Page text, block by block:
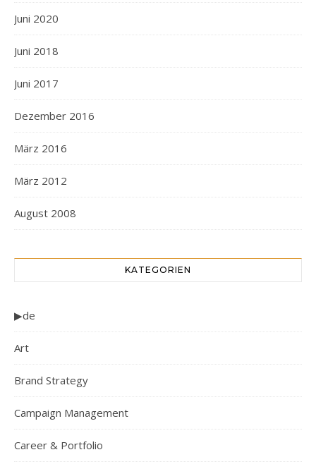
Juni 2020
Juni 2018
Juni 2017
Dezember 2016
März 2016
März 2012
August 2008
KATEGORIEN
▶de
Art
Brand Strategy
Campaign Management
Career & Portfolio